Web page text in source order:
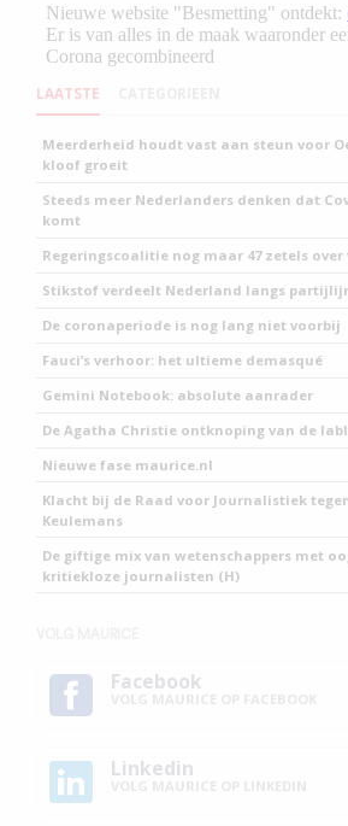
LAATSTE
Meerderheid houdt vast aan steun voor
kloof groeit
Steeds meer Nederlanders denken dat
komt
Regeringscoalitie nog maar 47 zetels over
Stikstof verdeelt Nederland langs
De coronaperiode is nog lang niet voorbij
Fauci’s verhoor: het ultieme demasqué
Gemini Notebook: absolute aanrader
De Agatha Christie ontknoping van de
Nieuwe fase maurice.nl
Klacht bij de Raad voor Journalistiek
Keulemans
De giftige mix van wetenschappers met
kritiekloze journalisten (H)
Facebook
Linkedin